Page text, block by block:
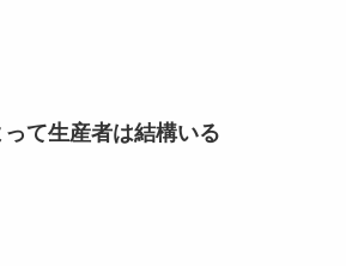
て生産者は結構いる